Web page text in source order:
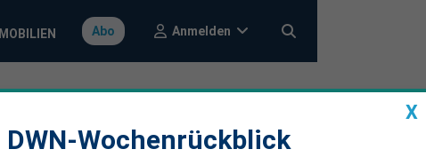
Abo Anmelden
X
DWN-Wochenrückblick